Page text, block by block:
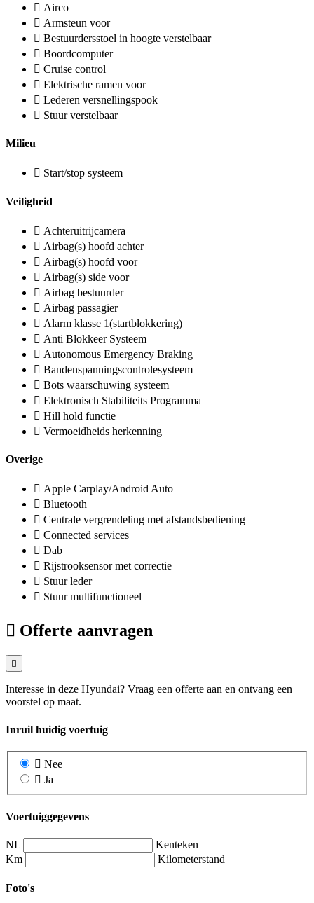
Airco
Armsteun voor
Bestuurdersstoel in hoogte verstelbaar
Boordcomputer
Cruise control
Elektrische ramen voor
Lederen versnellingspook
Stuur verstelbaar
Milieu
Start/stop systeem
Veiligheid
Achteruitrijcamera
Airbag(s) hoofd achter
Airbag(s) hoofd voor
Airbag(s) side voor
Airbag bestuurder
Airbag passagier
Alarm klasse 1(startblokkering)
Anti Blokkeer Systeem
Autonomous Emergency Braking
Bandenspanningscontrolesysteem
Bots waarschuwing systeem
Elektronisch Stabiliteits Programma
Hill hold functie
Vermoeidheids herkenning
Overige
Apple Carplay/Android Auto
Bluetooth
Centrale vergrendeling met afstandsbediening
Connected services
Dab
Rijstrooksensor met correctie
Stuur leder
Stuur multifunctioneel
Offerte aanvragen
Interesse in deze Hyundai? Vraag een offerte aan en ontvang een
voorstel op maat.
Inruil huidig voertuig
Nee
Ja
Voertuiggegevens
NL
Kenteken
Km
Kilometerstand
Foto's